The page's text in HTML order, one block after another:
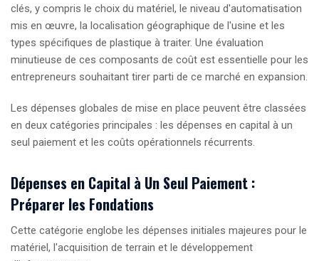
clés, y compris le choix du matériel, le niveau d'automatisation
mis en œuvre, la localisation géographique de l'usine et les
types spécifiques de plastique à traiter. Une évaluation
minutieuse de ces composants de coût est essentielle pour les
entrepreneurs souhaitant tirer parti de ce marché en expansion.
Les dépenses globales de mise en place peuvent être classées
en deux catégories principales : les dépenses en capital à un
seul paiement et les coûts opérationnels récurrents.
Dépenses en Capital à Un Seul Paiement :
Préparer les Fondations
Cette catégorie englobe les dépenses initiales majeures pour le
matériel, l'acquisition de terrain et le développement